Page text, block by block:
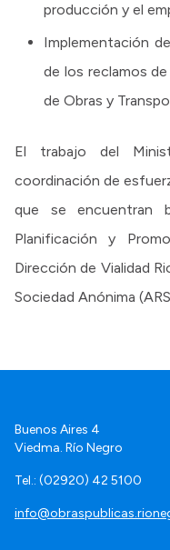
producción y el
Implementación
de los reclamos
de Obras y
El trabajo del
coordinación de
que se encuentran
Planificación y
Dirección de Vialidad
Sociedad Anónima
Buenos Aires 4
Viedma. Río Negro
Tel.: (02920) 42 5100